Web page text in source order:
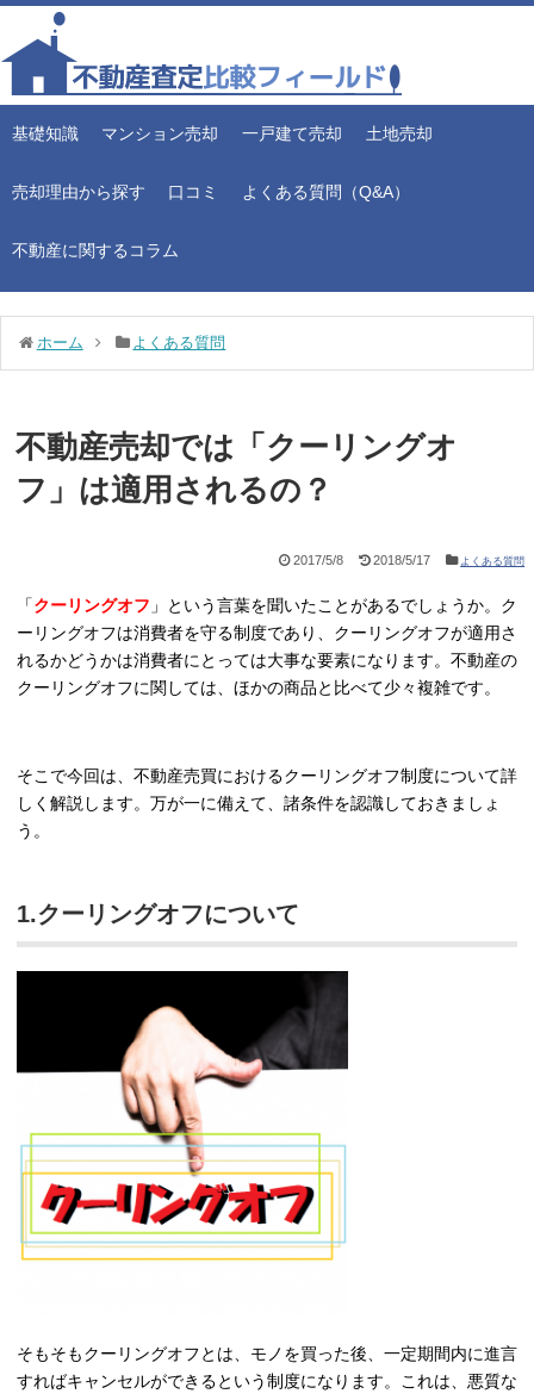
基礎知識 マンション売却 一戸建て売却 土地売却
売却理由から探す 口コミ よくある質問（Q&A）
不動産に関するコラム
ホーム よくある質問
不動産売却では「クーリングオ
フ」は適用されるの？
2017/5/8 2018/5/17 よくある質問
「クーリングオフ 」という言葉を聞いたことがあるでしょうか。ク
ーリングオフは消費者を守る制度であり、クーリングオフが適用さ
れるかどうかは消費者にとっては大事な要素になります。不動産の
クーリングオフに関しては、ほかの商品と比べて少々複雑です。
そこで今回は、不動産売買におけるクーリングオフ制度について詳
しく解説します。万が一に備えて、諸条件を認識しておきましょ
う。
1.クーリングオフについて
そもそもクーリングオフとは、モノを買った後、一定期間内に進言
すればキャンセルができるという制度になります。これは、悪質な